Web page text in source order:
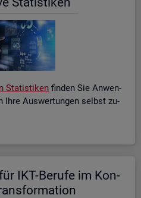
Sta­tis­ti­ken fin­den Sie An­wen­
Ihre Aus­wer­tun­gen selbst zu­
IKT-Be­ru­fe im Kon­